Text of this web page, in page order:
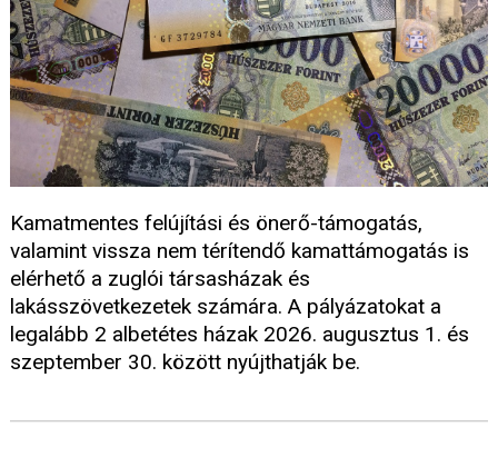
Kamatmentes felújítási és önerő-támogatás,
valamint vissza nem térítendő kamattámogatás is
elérhető a zuglói társasházak és
lakásszövetkezetek számára. A pályázatokat a
legalább 2 albetétes házak 2026. augusztus 1. és
szeptember 30. között nyújthatják be.